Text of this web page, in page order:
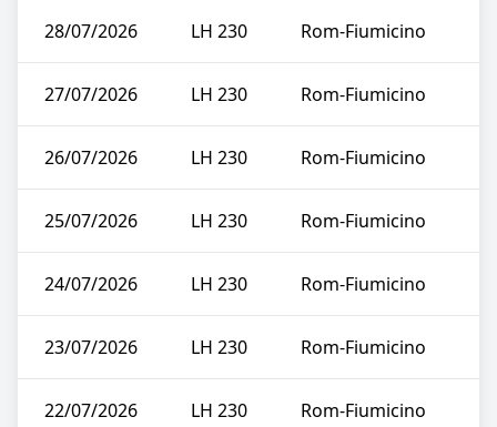
28/07/2026 LH 230 Rom-Fiumicino
27/07/2026 LH 230 Rom-Fiumicino
26/07/2026 LH 230 Rom-Fiumicino
25/07/2026 LH 230 Rom-Fiumicino
24/07/2026 LH 230 Rom-Fiumicino
23/07/2026 LH 230 Rom-Fiumicino
22/07/2026 LH 230 Rom-Fiumicino